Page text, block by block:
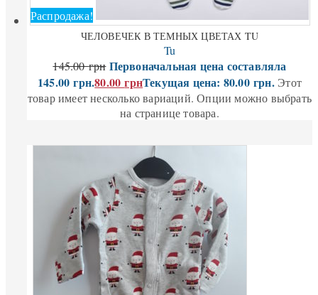
Распродажа!
ЧЕЛОВЕЧЕК В ТЕМНЫХ ЦВЕТАХ TU
Tu
145.00грн Первоначальная цена составляла
145.00 грн.80.00грнТекущая цена: 80.00 грн. Этот
товар имеет несколько вариаций. Опции можно выбрать
на странице товара.